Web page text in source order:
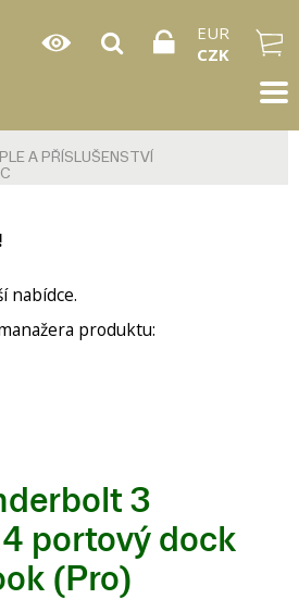
EUR
CZK
A PŘÍSLUŠENSTVÍ
nabídce.
produktu:
3
portový dock
(Pro)